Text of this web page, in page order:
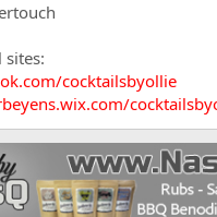
sites:
cocktailsbyollie